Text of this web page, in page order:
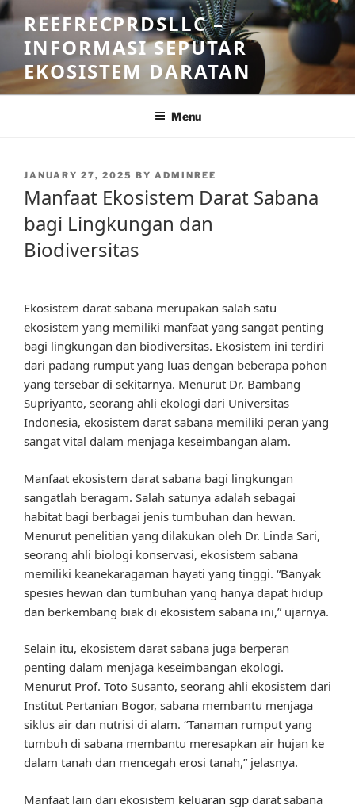
Skip
to
content
REEFRECPRDSLLC –
INFORMASI SEPUTAR
EKOSISTEM DARATAN
Menu
POSTED
JANUARY 27, 2025 BY ADMINREE
Manfaat Ekosistem Darat Sabana
bagi Lingkungan dan
Biodiversitas
Ekosistem darat sabana merupakan salah satu
ekosistem yang memiliki manfaat yang sangat penting
bagi lingkungan dan biodiversitas. Ekosistem ini terdiri
dari padang rumput yang luas dengan beberapa pohon
yang tersebar di sekitarnya. Menurut Dr. Bambang
Supriyanto, seorang ahli ekologi dari Universitas
Indonesia, ekosistem darat sabana memiliki peran yang
sangat vital dalam menjaga keseimbangan alam.
Manfaat ekosistem darat sabana bagi lingkungan
sangatlah beragam. Salah satunya adalah sebagai
habitat bagi berbagai jenis tumbuhan dan hewan.
Menurut penelitian yang dilakukan oleh Dr. Linda Sari,
seorang ahli biologi konservasi, ekosistem sabana
memiliki keanekaragaman hayati yang tinggi. “Banyak
spesies hewan dan tumbuhan yang hanya dapat hidup
dan berkembang biak di ekosistem sabana ini,” ujarnya.
Selain itu, ekosistem darat sabana juga berperan
penting dalam menjaga keseimbangan ekologi.
Menurut Prof. Toto Susanto, seorang ahli ekosistem dari
Institut Pertanian Bogor, sabana membantu menjaga
siklus air dan nutrisi di alam. “Tanaman rumput yang
tumbuh di sabana membantu meresapkan air hujan ke
dalam tanah dan mencegah erosi tanah,” jelasnya.
Manfaat lain dari ekosistem keluaran sgp darat sabana